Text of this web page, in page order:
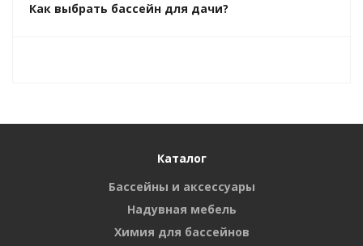
Как выбрать бассейн для дачи?
Каталог
Бассейны и аксессуары
Надувная мебель
Химия для бассейнов